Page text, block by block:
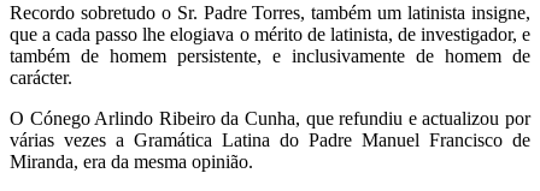
Recordo sobretudo o Sr. Padre Torres, também um latinista insigne,
que a cada passo lhe elogiava o mérito de latinista, de investigador, e
também de homem persistente, e inclusivamente de homem de
carácter.
O Cónego Arlindo Ribeiro da Cunha, que refundiu e actualizou por
várias vezes a Gramática Latina do Padre Manuel Francisco de
Miranda, era da mesma opinião.